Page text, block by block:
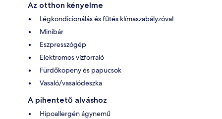
Az otthon kényelme
Légkondicionálás és fűtés klímaszabályzóval
Minibár
Eszpresszógép
Elektromos vízforraló
Fürdőköpeny és papucsok
Vasaló/vasalódeszka
A pihentető alváshoz
Hipoallergén ágynemű